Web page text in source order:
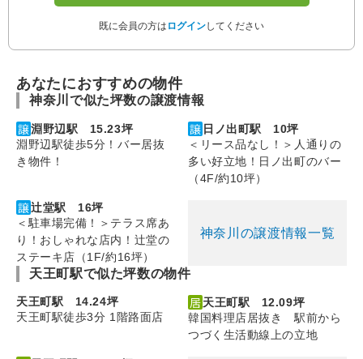
既に会員の方は ログインしてください
あなたにおすすめの物件
神奈川で似た坪数の譲渡情報
淵野辺駅 15.23坪
淵野辺駅徒歩5分！バー居抜
き物件！
日ノ出町駅 10坪
＜リース品なし！＞人通りの
多い好立地！日ノ出町のバー
（4F/約10坪）
辻堂駅 16坪
＜駐車場完備！＞テラス席あ
り！おしゃれな店内！辻堂の
ステーキ店（1F/約16坪）
神奈川の譲渡情報一覧
天王町駅で似た坪数の物件
天王町駅 14.24坪
天王町駅徒歩3分 1階路面店
天王町駅 12.09坪
韓国料理店居抜き 駅前から
つづく生活動線上の立地